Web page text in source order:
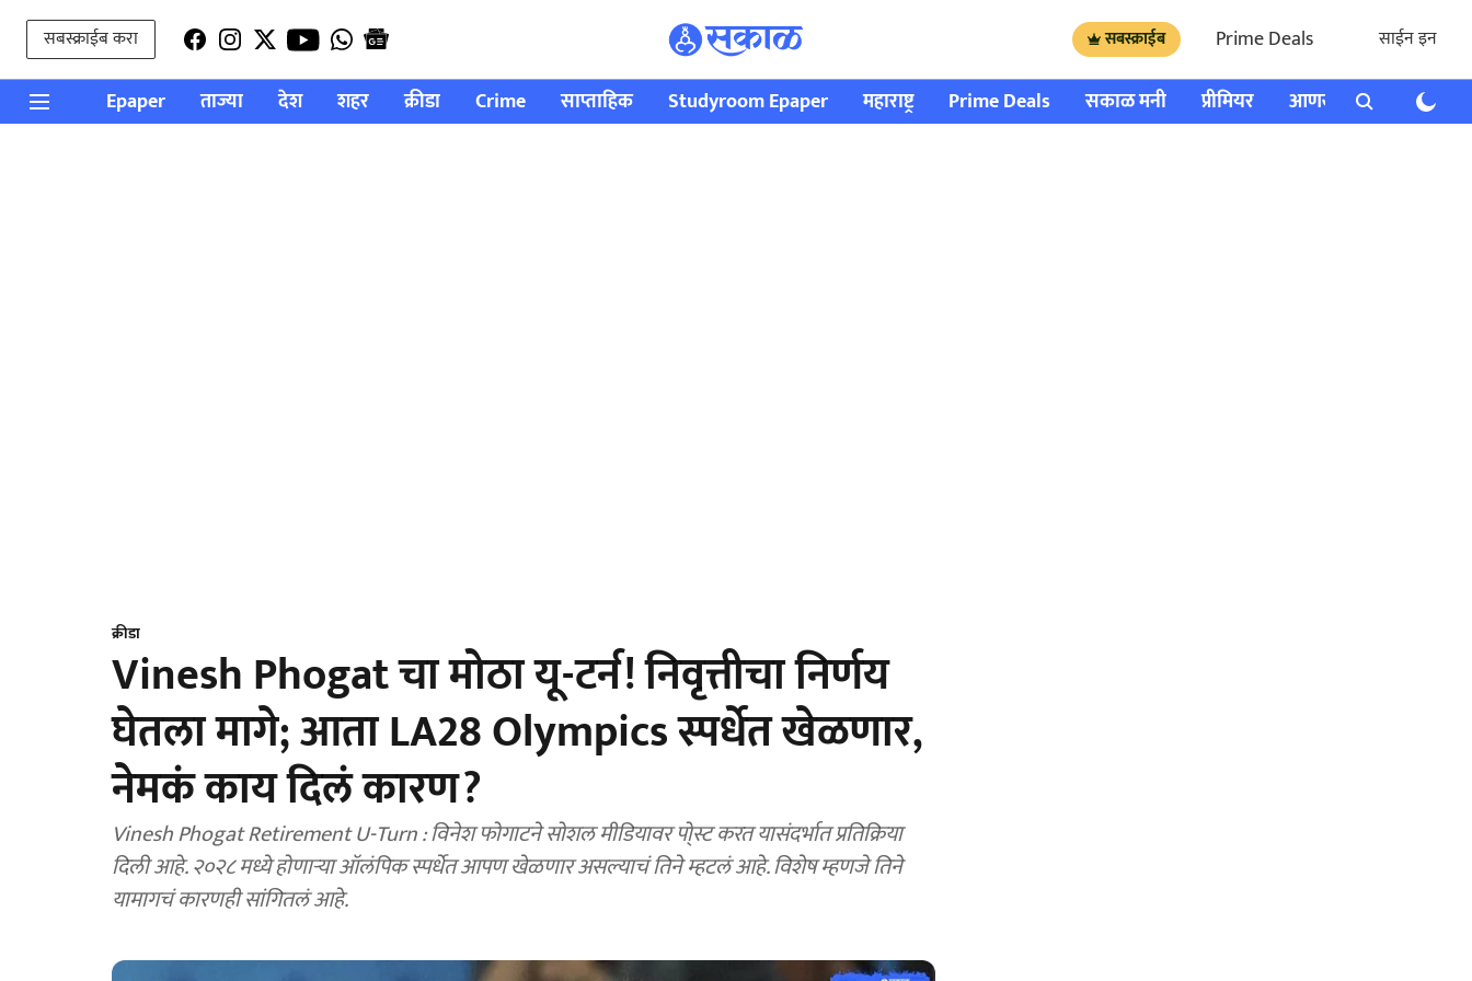
सबस्क्राईब करा सबस्क्राईब Prime Deals साईन इन
Epaper ताज्या देश शहर क्रीडा Crime साप्ताहिक Studyroom Epaper महाराष्ट्र Prime Deals सकाळ मनी प्रीमियर आणखी राशी भविष्य
क्रीडा
Vinesh Phogat चा मोठा यू-टर्न! निवृत्तीचा निर्णय
घेतला मागे; आता LA28 Olympics स्पर्धेत खेळणार,
नेमकं काय दिलं कारण?
Vinesh Phogat Retirement U-Turn : विनेश फोगाटने सोशल मीडियावर पो्स्ट करत यासंदर्भात प्रतिक्रिया
दिली आहे. २०२८ मध्ये होणाऱ्या ऑलंपिक स्पर्धेत आपण खेळणार असल्याचं तिने म्हटलं आहे. विशेष म्हणजे तिने
यामागचं कारणही सांगितलं आहे.